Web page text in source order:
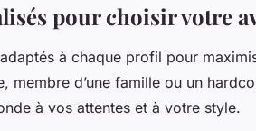
pour choisir votre
à chaque profil pour
membre d’une famille ou un
à vos attentes et à votre style.